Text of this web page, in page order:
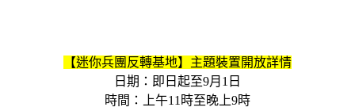
【迷你兵團反轉基地】主題裝置開放詳情
日期：即日起至9月1日
時間：上午11時至晚上9時